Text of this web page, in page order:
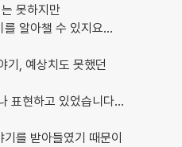
못하지만
알아챌 수 있지요...
기, 예상치도 못했던
표현하고 있었습니다...
를 받아들였기 때문이